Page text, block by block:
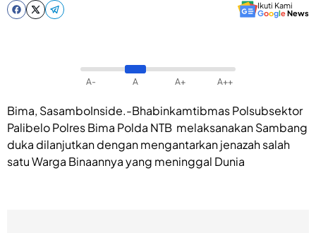
Ikuti Kami
GoogleNews
A- A A+ A++
Bima, SasamboInside.-Bhabinkamtibmas Polsubsektor
Palibelo Polres Bima Polda NTB melaksanakan Sambang
duka dilanjutkan dengan mengantarkan jenazah salah
satu Warga Binaannya yang meninggal Dunia